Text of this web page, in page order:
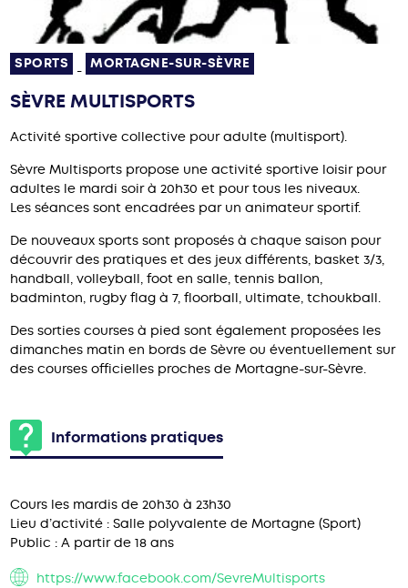
SPORTS - MORTAGNE-SUR-SÈVRE
SÈVRE MULTISPORTS
Activité sportive collective pour adulte (multisport).
Sèvre Multisports propose une activité sportive loisir pour
adultes le mardi soir à 20h30 et pour tous les niveaux.
Les séances sont encadrées par un animateur sportif.
De nouveaux sports sont proposés à chaque saison pour
découvrir des pratiques et des jeux différents, basket 3/3,
handball, volleyball, foot en salle, tennis ballon,
badminton, rugby flag à 7, floorball, ultimate, tchoukball.
Des sorties courses à pied sont également proposées les
dimanches matin en bords de Sèvre ou éventuellement sur
des courses officielles proches de Mortagne-sur-Sèvre.
Informations pratiques
Cours les mardis de 20h30 à 23h30
Lieu d’activité : Salle polyvalente de Mortagne (Sport)
Public : A partir de 18 ans
https://www.facebook.com/SevreMultisports